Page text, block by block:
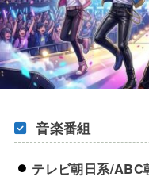
音楽番組
テレビ朝日系/ABC